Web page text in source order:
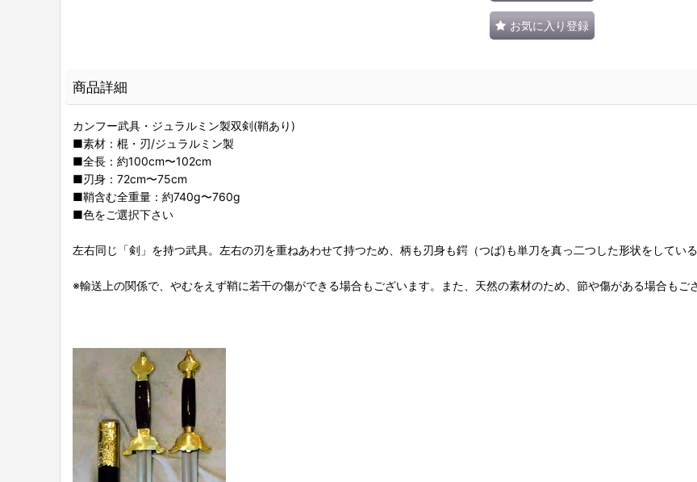
お気に入り登録
商品詳細
カンフー武具・ジュラルミン製双剣(鞘あり)
■素材：棍・刃/ジュラルミン製
■全長：約100cm〜102cm
■刃身：72cm〜75cm
■鞘含む全重量：約740g〜760g
■色をご選択下さい
左右同じ「剣」を持つ武具。左右の刃を重ねあわせて持つため、柄も刃身も鍔（つば)も単刀を真っ二つした形状をしてい
※輸送上の関係で、やむをえず鞘に若干の傷ができる場合もございます。また、天然の素材のため、節や傷がある場合もご